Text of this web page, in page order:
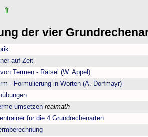
der vier
auf Zeit
Termen - Rätsel (W. Appel)
- Formulierung in Worten (A. Dorfmayr)
umsetzen realmath
für die 4 Grundrechenarten